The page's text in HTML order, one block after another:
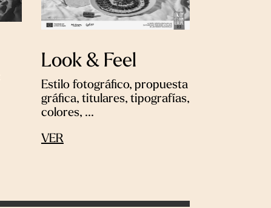
Look & Feel
Estilo fotográfico, propuesta
gráfica, titulares, tipografías,
colores, ...
VER